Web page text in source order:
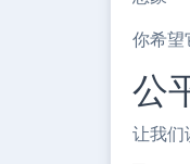
你希望
公
让我们